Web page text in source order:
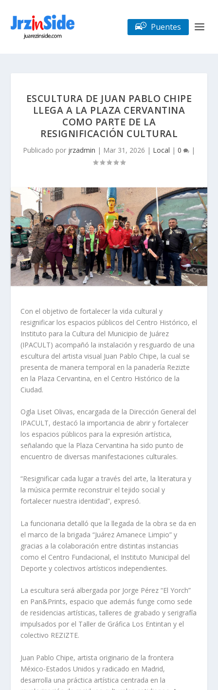
Puentes
ESCULTURA DE JUAN PABLO CHIPE
LLEGA A LA PLAZA CERVANTINA
COMO PARTE DE LA
RESIGNIFICACIÓN CULTURAL
Publicado por jrzadmin | Mar 31, 2026 | Local | 0 |
Con el objetivo de fortalecer la vida cultural y
resignificar los espacios públicos del Centro Histórico, el
Instituto para la Cultura del Municipio de Juárez
(IPACULT) acompañó la instalación y resguardo de una
escultura del artista visual Juan Pablo Chipe, la cual se
presenta de manera temporal en la panadería Rezizte
en la Plaza Cervantina, en el Centro Histórico de la
Ciudad.
Ogla Liset Olivas, encargada de la Dirección General del
IPACULT, destacó la importancia de abrir y fortalecer
los espacios públicos para la expresión artística,
señalando que la Plaza Cervantina ha sido punto de
encuentro de diversas manifestaciones culturales.
“Resignificar cada lugar a través del arte, la literatura y
la música permite reconstruir el tejido social y
fortalecer nuestra identidad”, expresó.
La funcionaria detalló que la llegada de la obra se da en
el marco de la brigada “Juárez Amanece Limpio” y
gracias a la colaboración entre distintas instancias
como el Centro Fundacional, el Instituto Municipal del
Deporte y colectivos artísticos independientes.
La escultura será albergada por Jorge Pérez “El Yorch”
en Pan&Prints, espacio que además funge como sede
de residencias artísticas, talleres de grabado y serigrafía
impulsados por el Taller de Gráfica Los Entintan y el
colectivo REZIZTE.
Juan Pablo Chipe, artista originario de la frontera
México-Estados Unidos y radicado en Madrid,
desarrolla una práctica artística centrada en la